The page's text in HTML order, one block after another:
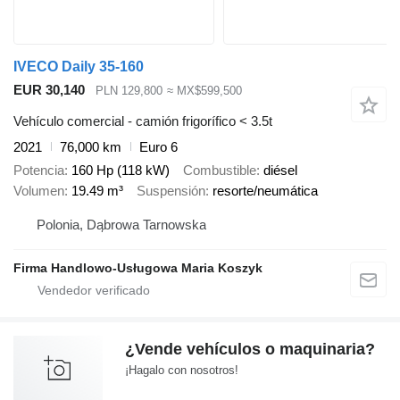
IVECO Daily 35-160
EUR 30,140
PLN 129,800 ≈ MX$599,500
Vehículo comercial - camión frigorífico < 3.5t
2021
76,000 km
Euro 6
Potencia 160 Hp (118 kW) Combustible diésel
Volumen 19.49 m³ Suspensión resorte/neumática
Polonia, Dąbrowa Tarnowska
Firma Handlowo-Usługowa Maria Koszyk
¿Vende vehículos o maquinaria?
¡Hagalo con nosotros!